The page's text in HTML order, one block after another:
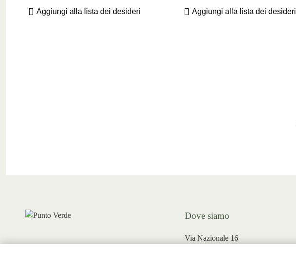
Aggiungi alla lista dei desideri Aggiungi alla lista dei desideri
Dove siamo
Via Nazionale 16